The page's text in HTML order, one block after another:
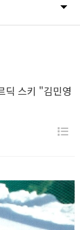
딕 스키 "김민영